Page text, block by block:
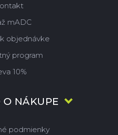
mADC
objednávke
program
10%
O NÁKUPE
podmienky